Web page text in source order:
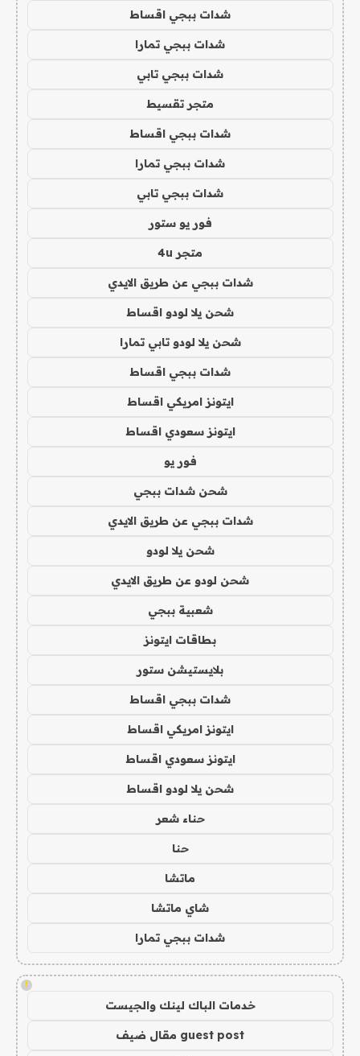
شدات ببجي اقساط
شدات ببجي تمارا
شدات ببجي تابي
متجر تقسيط
شدات ببجي اقساط
شدات ببجي تمارا
شدات ببجي تابي
فور يو ستور
متجر 4u
شدات ببجي عن طريق الايدي
شحن يلا لودو اقساط
شحن يلا لودو تابي تمارا
شدات ببجي اقساط
ايتونز امريكي اقساط
ايتونز سعودي اقساط
فور يو
شحن شدات ببجي
شدات ببجي عن طريق الايدي
شحن يلا لودو
شحن لودو عن طريق الايدي
شعبية ببجي
بطاقات ايتونز
بلايستيشن ستور
شدات ببجي اقساط
ايتونز امريكي اقساط
ايتونز سعودي اقساط
شحن يلا لودو اقساط
حناء شعر
حنا
ماتشا
شاي ماتشا
شدات ببجي تمارا
!
خدمات الباك لينك والجيست
guest post مقال ضيف